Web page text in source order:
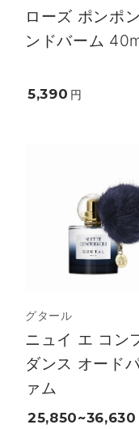
ローズ ポンポ
ンドバーム
5,390 円
グタール
ニュイ エ コン
ダンス オード
ァム
25,850~36,630